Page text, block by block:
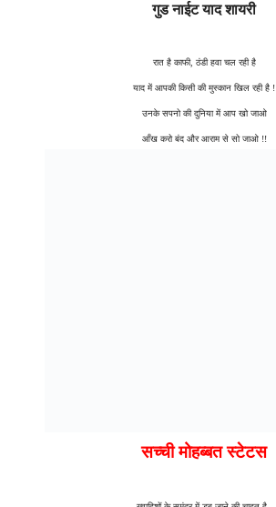
गुड नाईट याद शायरी
रात है काफी, ठंडी हवा चल रही है
याद में आपकी किसी की मुस्कान खिल रही है !
उनके सपनो की दुनिया में आप खो जाओ
आँख करो बंद और आराम से सो जाओ !!
सच्ची मोहब्बत स्टेटस